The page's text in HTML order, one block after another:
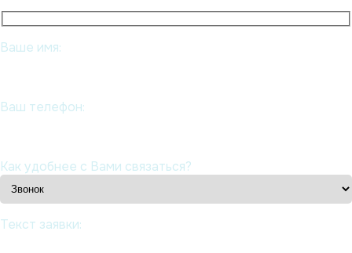
Ваше имя:
Ваш телефон:
Как удобнее с Вами связаться?
Текст заявки: